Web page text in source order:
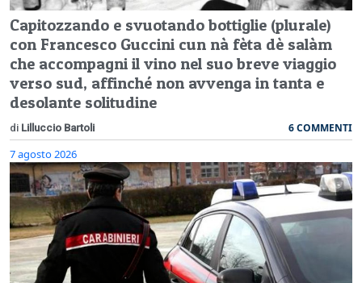
Capitozzando e svuotando bottiglie (plurale)
con Francesco Guccini cun nà fèta dè salàm
che accompagni il vino nel suo breve viaggio
verso sud, affinché non avvenga in tanta e
desolante solitudine
di Lilluccio Bartoli 6 COMMENTI
7 agosto 2026